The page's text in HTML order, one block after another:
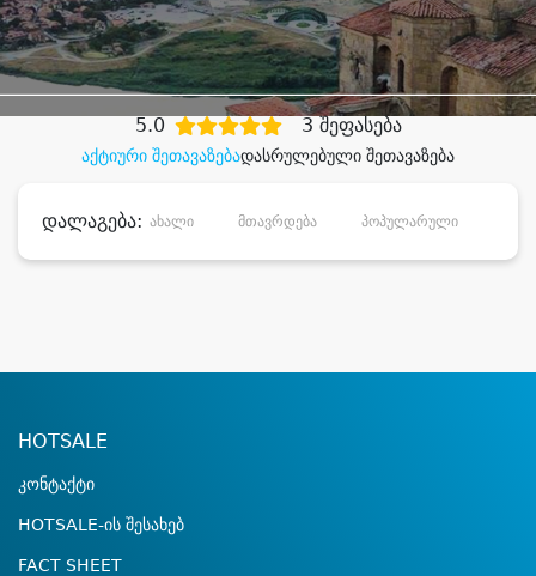
შეიძინესასურველი მომსახურება
დიდი დანაზოგით
აქტიური შეთავაზებადასრულებული შეთავაზება
5.0 3 შეფასება
დალაგება: ახალი მთავრდება პოპულარული
HOTSALE
კონტაქტი
HOTSALE-ის შესახებ
FACT SHEET